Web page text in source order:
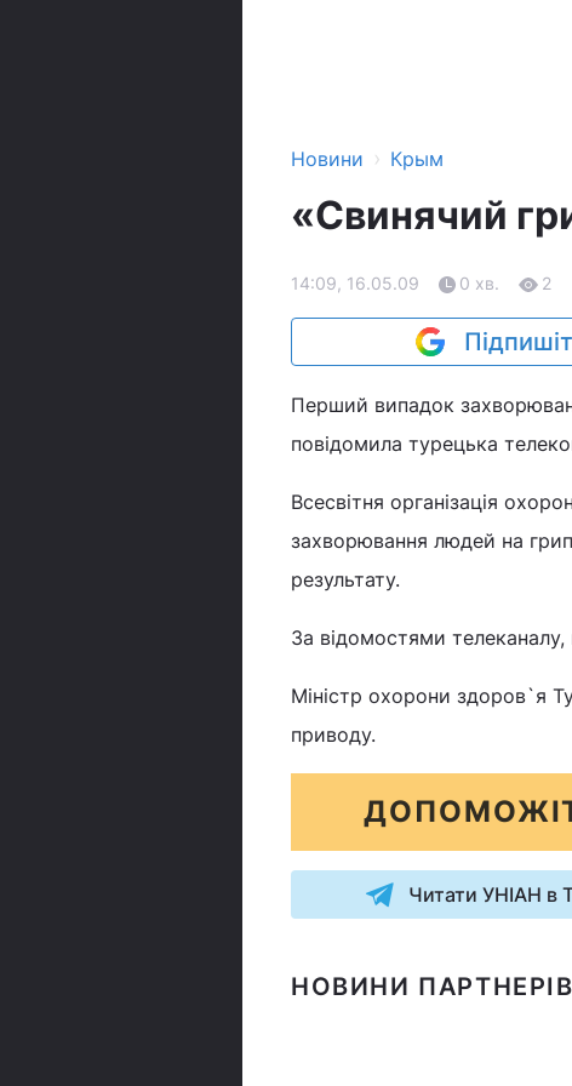
Новини › Крым
«Cвинячий
14:09, 16.05.09 0 хв. 2
Перший випадок
повідомила турецька
Всесвітня організація
захворювання людей на
результату.
За відомостями
Міністр охорони здоров`я
приводу.
Читати УНІАН в
НОВИНИ ПАРТНЕРІВ